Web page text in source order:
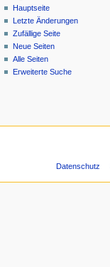
Hauptseite
Letzte Änderungen
Zufällige Seite
Neue Seiten
Alle Seiten
Erweiterte Suche
Datenschutz